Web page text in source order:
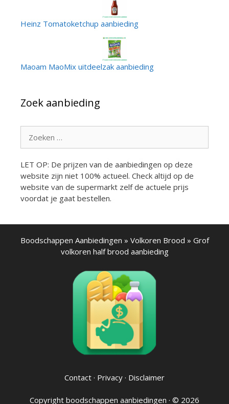
Heinz Tomatoketchup aanbieding
Maoam MaoMix uitdeelzak aanbieding
Zoek aanbieding
naar:
LET OP: De prijzen van de aanbiedingen op deze
website zijn niet 100% actueel. Check altijd op de
website van de supermarkt zelf de actuele prijs
voordat je gaat bestellen.
Boodschappen Aanbiedingen » Volkoren Brood » Grof
volkoren half brood aanbieding
Contact · Privacy · Disclaimer
Copyright boodschappen aanbiedingen · © 2026